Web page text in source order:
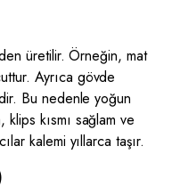
üretilir. Örneğin, mat
Ayrıca gövde
Bu nedenle yoğun
klips kısmı sağlam ve
kalemi yıllarca taşır.